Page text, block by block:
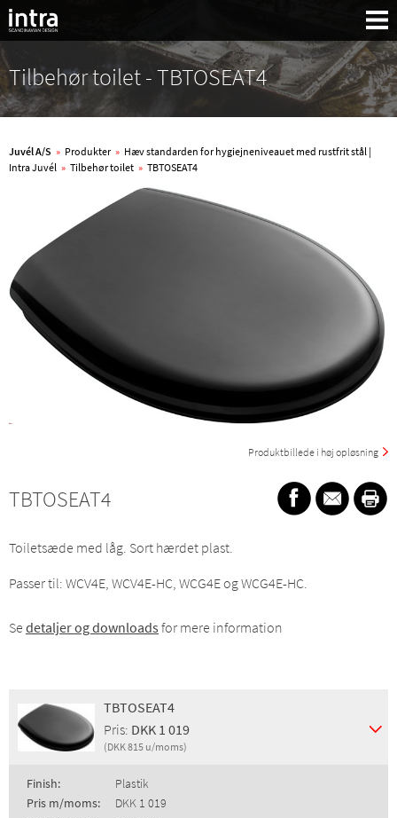
Tilbehør toilet - TBTOSEAT4
Juvél A/S » Produkter » Hæv standarden for hygiejneniveauet med rustfrit stål |
Intra Juvél » Tilbehør toilet » TBTOSEAT4
Produktbillede i høj opløsning
TBTOSEAT4
Toiletsæde med låg. Sort hærdet plast.
Passer til: WCV4E, WCV4E-HC, WCG4E og WCG4E-HC.
Se detaljer og downloads for mere information
TBTOSEAT4
Pris: DKK 1 019
(DKK 815 u/moms)
Finish:
Plastik
Pris m/moms:
DKK 1 019